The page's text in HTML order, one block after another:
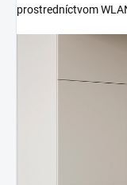
prostredníctvom